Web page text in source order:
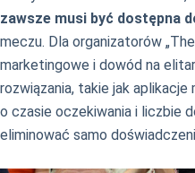
zawsze musi być dostępna
meczu. Dla organizatorów
marketingowe i dowód na
rozwiązania, takie jak
o czasie oczekiwania i liczbie
eliminować samo